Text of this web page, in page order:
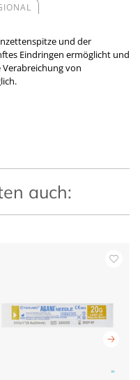
und der
Eindringen ermöglicht und
von
auch: